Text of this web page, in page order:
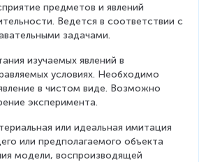
предметов и явлений
Ведется в соответствии с
задачами.
изучаемых явлений в
условиях. Необходимо
в чистом виде. Возможно
эксперимента.
или идеальная имитация
или предполагаемого объекта
модели, воспроизводящей